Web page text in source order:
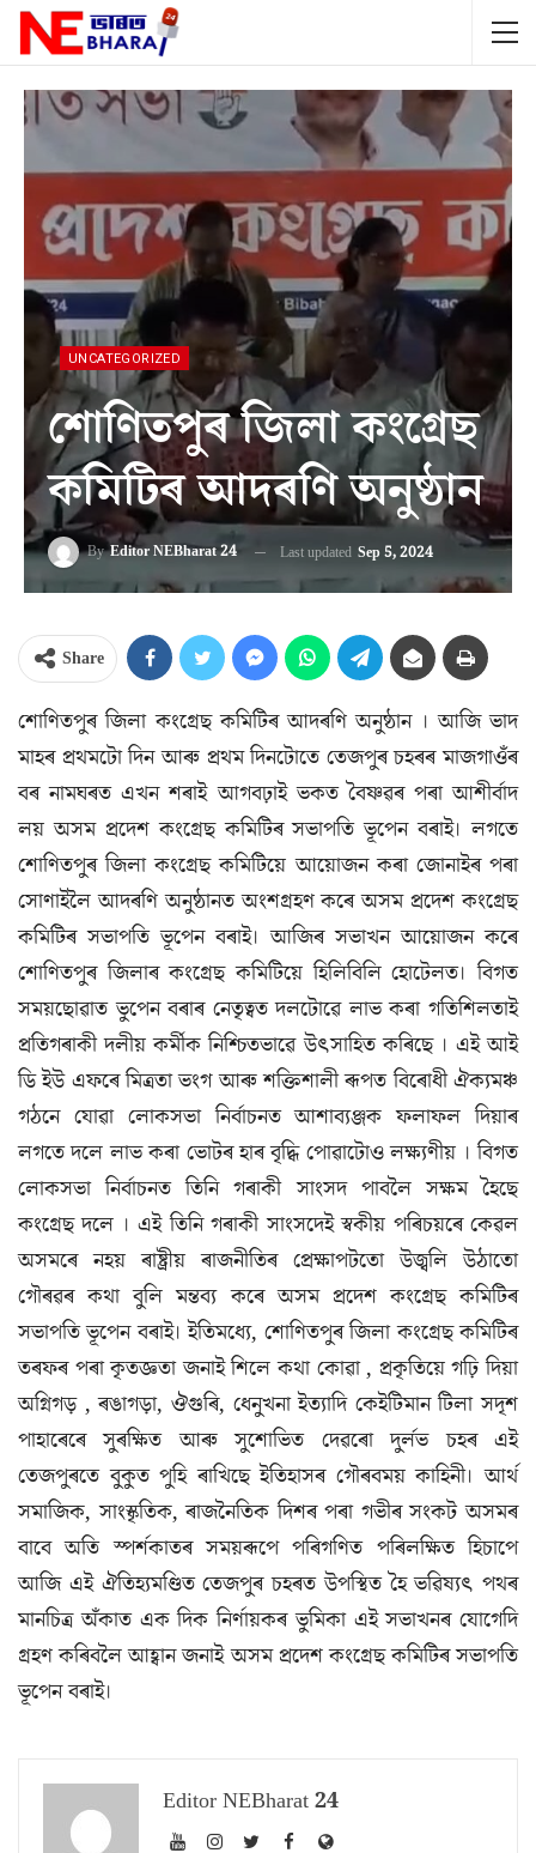
UNCATEGORIZED
শোণিতপুৰ জিলা কংগ্ৰেছ
কমিটিৰ আদৰণি অনুষ্ঠান
ByEditor NEBharat 24 Last updated Sep 5, 2024
Share
শোণিতপুৰ জিলা কংগ্ৰেছ কমিটিৰ আদৰণি অনুষ্ঠান । আজি ভাদ
মাহৰ প্ৰথমটো দিন আৰু প্ৰথম দিনটোতে তেজপুৰ চহৰৰ মাজগাওঁৰ
বৰ নামঘৰত এখন শৰাই আগবঢ়াই ভকত বৈষ্ণৱৰ পৰা আশীৰ্বাদ
লয় অসম প্ৰদেশ কংগ্ৰেছ কমিটিৰ সভাপতি ভূপেন বৰাই। লগতে
শোণিতপুৰ জিলা কংগ্ৰেছ কমিটিয়ে আয়োজন কৰা জোনাইৰ পৰা
সোণাইলৈ আদৰণি অনুষ্ঠানত অংশগ্ৰহণ কৰে অসম প্ৰদেশ কংগ্ৰেছ
কমিটিৰ সভাপতি ভূপেন বৰাই। আজিৰ সভাখন আয়োজন কৰে
শোণিতপুৰ জিলাৰ কংগ্ৰেছ কমিটিয়ে হিলিবিলি হোটেলত। বিগত
সময়ছোৱাত ভুপেন বৰাৰ নেতৃত্বত দলটোৱে লাভ কৰা গতিশিলতাই
প্ৰতিগৰাকী দলীয় কৰ্মীক নিশ্চিতভাৱে উৎসাহিত কৰিছে । এই আই
ডি ইউ এফৰে মিত্রতা ভংগ আৰু শক্তিশালী ৰূপত বিৰোধী ঐক্যমঞ্চ
গঠনে যোৱা লোকসভা নিৰ্বাচনত আশাব্যঞ্জক ফলাফল দিয়াৰ
লগতে দলে লাভ কৰা ভোটৰ হাৰ বৃদ্ধি পোৱাটোও লক্ষ্যণীয় । বিগত
লোকসভা নিৰ্বাচনত তিনি গৰাকী সাংসদ পাবলৈ সক্ষম হৈছে
কংগ্ৰেছ দলে । এই তিনি গৰাকী সাংসদেই স্বকীয় পৰিচয়ৰে কেৱল
অসমৰে নহয় ৰাষ্ট্ৰীয় ৰাজনীতিৰ প্ৰেক্ষাপটতো উজ্বলি উঠাতো
গৌৰৱৰ কথা বুলি মন্তব্য কৰে অসম প্ৰদেশ কংগ্ৰেছ কমিটিৰ
সভাপতি ভূপেন বৰাই। ইতিমধ্যে, শোণিতপুৰ জিলা কংগ্ৰেছ কমিটিৰ
তৰফৰ পৰা কৃতজ্ঞতা জনাই শিলে কথা কোৱা , প্ৰকৃতিয়ে গঢ়ি দিয়া
অগ্নিগড় , ৰঙাগড়া, ঔগুৰি, ধেনুখনা ইত্যাদি কেইটিমান টিলা সদৃশ
পাহাৰেৰে সুৰক্ষিত আৰু সুশোভিত দেৱৰো দুৰ্লভ চহৰ এই
তেজপুৰতে বুকুত পুহি ৰাখিছে ইতিহাসৰ গৌৰবময় কাহিনী। আৰ্থ
সমাজিক, সাংস্কৃতিক, ৰাজনৈতিক দিশৰ পৰা গভীৰ সংকট অসমৰ
বাবে অতি স্পৰ্শকাতৰ সময়ৰূপে পৰিগণিত পৰিলক্ষিত হিচাপে
আজি এই ঐতিহ্যমণ্ডিত তেজপুৰ চহৰত উপস্থিত হৈ ভৱিষ্যৎ পথৰ
মানচিত্ৰ অঁকাত এক দিক নিৰ্ণায়কৰ ভুমিকা এই সভাখনৰ যোগেদি
গ্ৰহণ কৰিবলৈ আহ্বান জনাই অসম প্ৰদেশ কংগ্ৰেছ কমিটিৰ সভাপতি
ভূপেন বৰাই।
Editor NEBharat 24